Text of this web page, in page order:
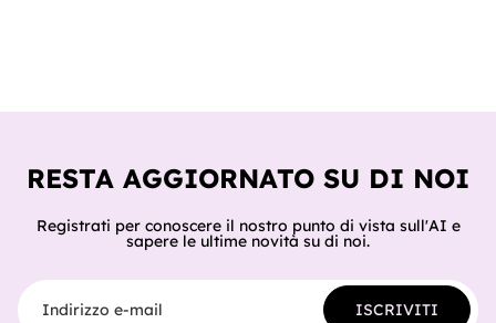
RESTA AGGIORNATO SU DI NOI
Registrati per conoscere il nostro punto di vista sull'AI e
sapere le ultime novità su di noi.
Indirizzo e-mail
ISCRIVITI